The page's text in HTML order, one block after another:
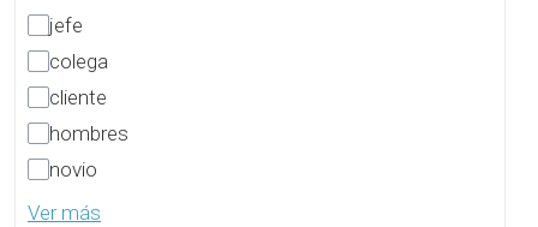
jefe
colega
cliente
hombres
novio
Ver más